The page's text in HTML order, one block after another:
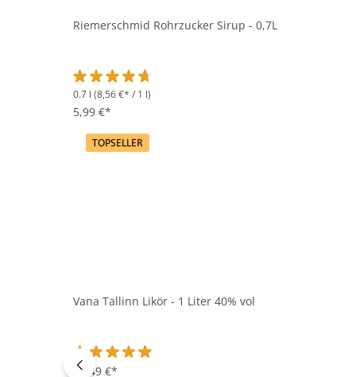
Riemerschmid Rohrzucker Sirup - 0,7L
Durchschnittliche Bewertung von 4.7 von 5 Sternen
0.7 l (8,56 €* / 1 l)
5,99 €*
TOPSELLER
Vana Tallinn Likör - 1 Liter 40% vol
Durchschnittliche Bewertung von 4.9 von 5 Sternen
15,49 €*